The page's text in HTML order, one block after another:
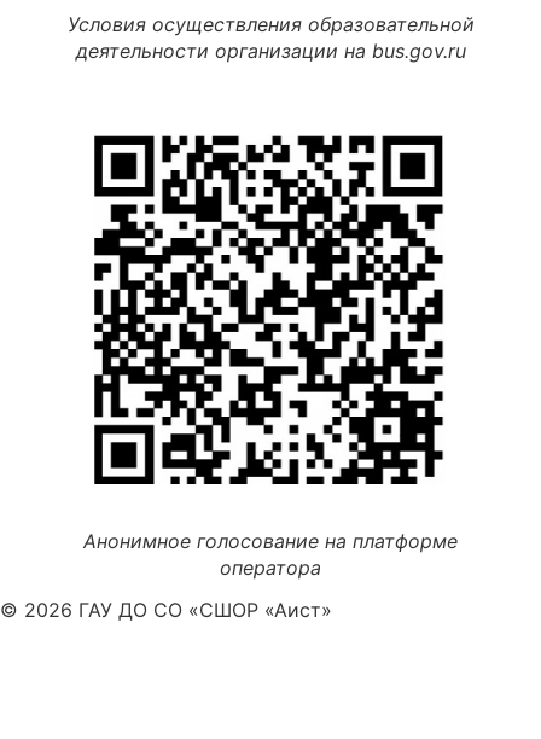
Условия осуществления образовательной
деятельности организации на bus.gov.ru
Анонимное голосование на платформе
оператора
© 2026 ГАУ ДО СО «СШОР «Аист»